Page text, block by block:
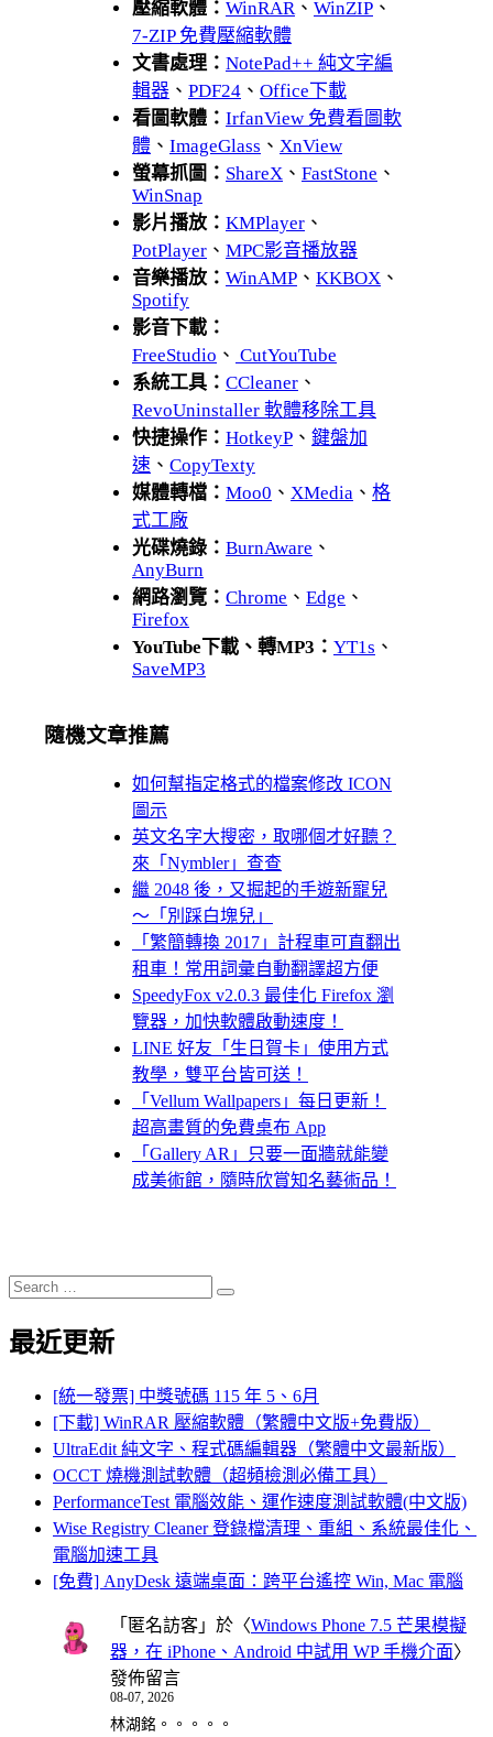
壓縮軟體： WinRAR、 WinZIP 、
7-ZIP 免費壓縮軟體
文書處理： NotePad++ 純文字編
輯器 、 PDF24 、 Office下載
看圖軟體： IrfanView 免費看圖軟
體 、 ImageGlass 、 XnView
螢幕抓圖： ShareX 、 FastStone 、
WinSnap
影片播放： KMPlayer 、
PotPlayer 、 MPC影音播放器
音樂播放： WinAMP 、 KKBOX 、
Spotify
影音下載：
FreeStudio 、 CutYouTube
系統工具： CCleaner 、
RevoUninstaller 軟體移除工具
快捷操作： HotkeyP 、 鍵盤加
速 、 CopyTexty
媒體轉檔： Moo0 、 XMedia 、 格
式工廠
光碟燒錄： BurnAware 、
AnyBurn
網路瀏覽： Chrome 、 Edge 、
Firefox
YouTube下載、轉MP3： YT1s 、
SaveMP3
隨機文章推薦
如何幫指定格式的檔案修改 ICON
圖示
英文名字大搜密，取哪個才好聽？
來「Nymbler」查查
繼 2048 後，又掘起的手遊新寵兒
～「別踩白塊兒」
「繁簡轉換 2017」計程車可直翻出
租車！常用詞彙自動翻譯超方便
SpeedyFox v2.0.3 最佳化 Firefox 瀏
覽器，加快軟體啟動速度！
LINE 好友「生日賀卡」使用方式
教學，雙平台皆可送！
「Vellum Wallpapers」每日更新！
超高畫質的免費桌布 App
「Gallery AR」只要一面牆就能變
成美術館，隨時欣賞知名藝術品！
Search
for:
Search
最近更新
[統一發票] 中獎號碼 115 年 5、6月
[下載] WinRAR 壓縮軟體（繁體中文版+免費版）
UltraEdit 純文字、程式碼編輯器（繁體中文最新版）
OCCT 燒機測試軟體（超頻檢測必備工具）
PerformanceTest 電腦效能、運作速度測試軟體(中文版)
Wise Registry Cleaner 登錄檔清理、重組、系統最佳化、
電腦加速工具
[免費] AnyDesk 遠端桌面：跨平台遙控 Win, Mac 電腦
「 匿名訪客 」於〈Windows Phone 7.5 芒果模擬
器，在 iPhone、Android 中試用 WP 手機介面〉
發佈留言
08-07, 2026
林湖銘。。。。。